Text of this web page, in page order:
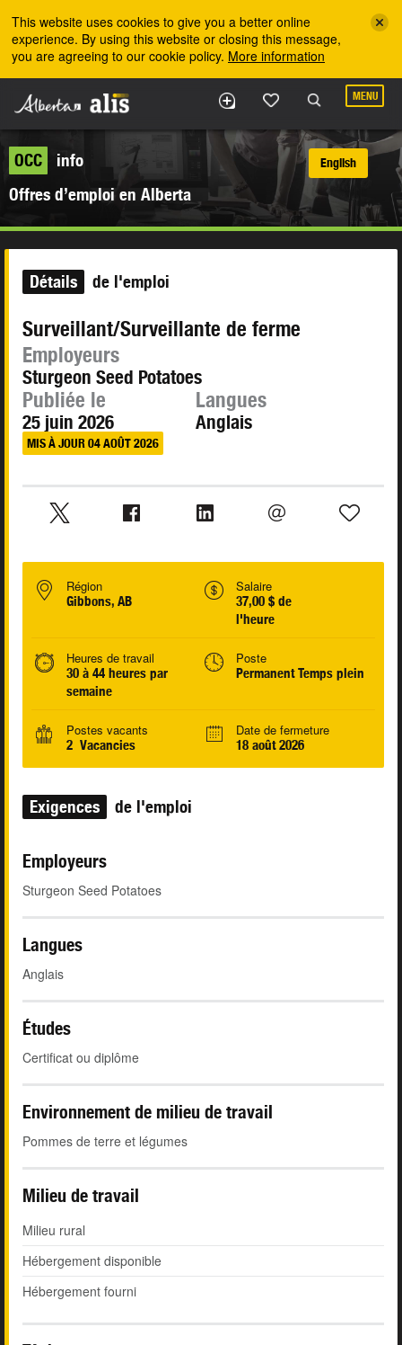
This website uses cookies to give you a better online
experience. By using this website or closing this message,
you are agreeing to our cookie policy. More information
MENU
OCC
info
Offres d’emploi en Alberta
English
Détails de l'emploi
Surveillant/Surveillante de ferme
Employeurs
Sturgeon Seed Potatoes
Publiée le
25 juin 2026
MIS À JOUR 04 AOÛT 2026
Langues
Anglais
Région
Gibbons, AB
Salaire
37,00 $ de
l'heure
Heures de travail
30 à 44 heures par
semaine
Poste
Permanent Temps plein
Postes vacants
2 Vacancies
Date de fermeture
18 août 2026
Exigences de l'emploi
Employeurs
Sturgeon Seed Potatoes
Langues
Anglais
Études
Certificat ou diplôme
Environnement de milieu de travail
Pommes de terre et légumes
Milieu de travail
Milieu rural
Hébergement disponible
Hébergement fourni